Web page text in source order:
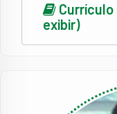
exibir)